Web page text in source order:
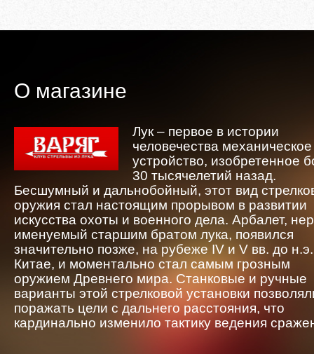
О магазине
Лук – первое в истории
человечества механическое
устройство, изобретенное
30 тысячелетий назад.
Бесшумный и дальнобойный, этот вид
оружия стал настоящим прорывом в развитии
искусства охоты и военного дела. Арбалет,
именуемый старшим братом лука, появился
значительно позже, на рубеже IV и V вв. до
Китае, и моментально стал самым грозным
оружием Древнего мира. Станковые и ручные
варианты этой стрелковой установки
поражать цели с дальнего расстояния, что
кардинально изменило тактику ведения